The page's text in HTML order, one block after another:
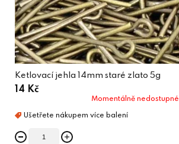
Ketlovací jehla 14mm staré zlato 5g
14 Kč
Momentálně nedostupné